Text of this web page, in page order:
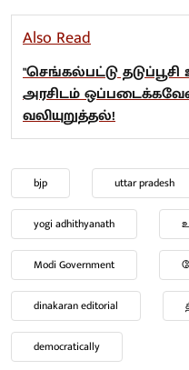
Also Read
"செங்கல்பட்டு
அரசிடம்
வலியுறுத்தல்!
bjp uttar pradesh
yogi adhithyanath
Modi Government
dinakaran editorial
democratically